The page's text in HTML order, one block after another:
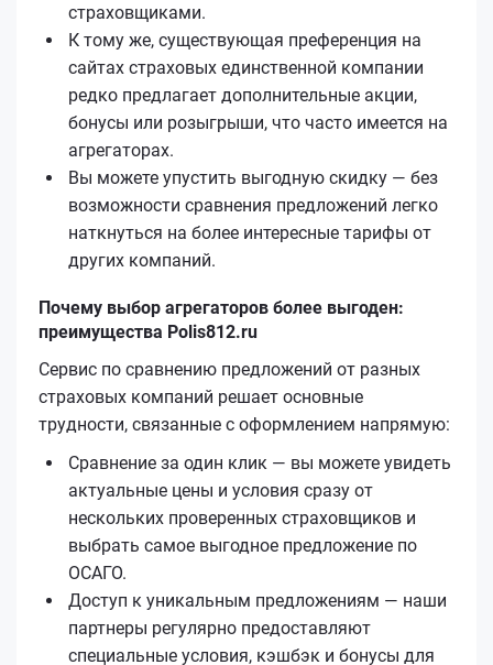
страховщиками.
К тому же, существующая преференция на
сайтах страховых единственной компании
редко предлагает дополнительные акции,
бонусы или розыгрыши, что часто имеется на
агрегаторах.
Вы можете упустить выгодную скидку — без
возможности сравнения предложений легко
наткнуться на более интересные тарифы от
других компаний.
Почему выбор агрегаторов более выгоден:
преимущества Polis812.ru
Сервис по сравнению предложений от разных
страховых компаний решает основные
трудности, связанные с оформлением напрямую:
Сравнение за один клик — вы можете увидеть
актуальные цены и условия сразу от
нескольких проверенных страховщиков и
выбрать самое выгодное предложение по
ОСАГО.
Доступ к уникальным предложениям — наши
партнеры регулярно предоставляют
специальные условия, кэшбэк и бонусы для